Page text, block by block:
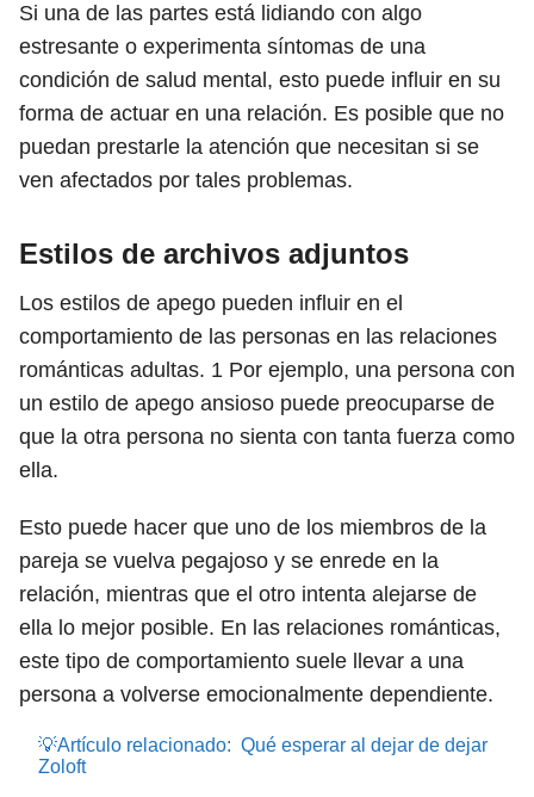
Si una de las partes está lidiando con algo
estresante o experimenta síntomas de una
condición de salud mental, esto puede influir en su
forma de actuar en una relación. Es posible que no
puedan prestarle la atención que necesitan si se
ven afectados por tales problemas.
Estilos de archivos adjuntos
Los estilos de apego pueden influir en el
comportamiento de las personas en las relaciones
románticas adultas. 1 Por ejemplo, una persona con
un estilo de apego ansioso puede preocuparse de
que la otra persona no sienta con tanta fuerza como
ella.
Esto puede hacer que uno de los miembros de la
pareja se vuelva pegajoso y se enrede en la
relación, mientras que el otro intenta alejarse de
ella lo mejor posible. En las relaciones románticas,
este tipo de comportamiento suele llevar a una
persona a volverse emocionalmente dependiente.
💡Artículo relacionado: Qué esperar al dejar de dejar
Zoloft